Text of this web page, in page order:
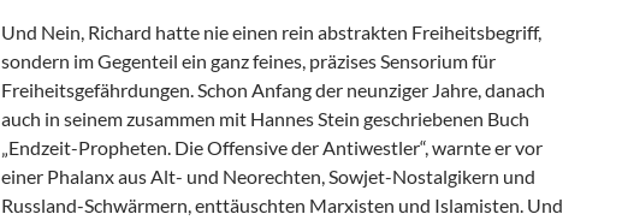
Und Nein, Richard hatte nie einen rein abstrakten Freiheitsbegriff,
sondern im Gegenteil ein ganz feines, präzises Sensorium für
Freiheitsgefährdungen. Schon Anfang der neunziger Jahre, danach
auch in seinem zusammen mit Hannes Stein geschriebenen Buch
„Endzeit-Propheten. Die Offensive der Antiwestler“, warnte er vor
einer Phalanx aus Alt- und Neorechten, Sowjet-Nostalgikern und
Russland-Schwärmern, enttäuschten Marxisten und Islamisten. Und